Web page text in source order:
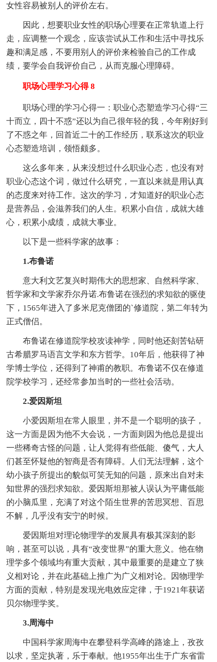
女性容易被别人的评价左右。
因此，想要职业女性的职场心理要在正常轨道上行
走，应调整一个观念，应该尝试从工作和生活中寻找乐
趣和满足感，不要用别人的评价来检验自己的工作成
绩，要学会自我评价自己，从而克服心理障碍。
职场心理学习心得 8
职场心理的学习心得一：职业心态塑造学习心得“三
十而立，四十不惑”还以为自己很年轻的我，今年刚好到
了不惑之年，回首近二十的工作经历，联系这次的职业
心态塑造培训，领悟颇多。
这么多年来，从来没想过什么职业心态，也没有对
职业心态这个词，做过什么研究，一直以来就是用认真
的态度来对待工作。这次的学习，才知道好的职业心态
是营养品，会滋养我们的人生。积累小自信，成就大雄
心，积累小成绩，成就大事业。
以下是一些科学家的故事：
1.布鲁诺
意大利文艺复兴时期伟大的思想家、自然科学家、
哲学家和文学家乔尔丹诺.布鲁诺在强烈的求知欲的驱使
下，1565年进入了多米尼克僧团的`修道院，第二年转为
正式僧侣。
布鲁诺在修道院学校攻读神学，同时他还刻苦钻研
古希腊罗马语言文学和东方哲学。10年后，他获得了神
学博士学位，还得到了神甫的教职。布鲁诺不仅在修道
院学校学习，还经常参加当时的一些社会活动。
2.爱因斯坦
小爱因斯坦在常人眼里，并不是一个聪明的孩子，
这一方面是因为他不大会说，一方面则因为他总是提出
一些稀奇古怪的问题，让人觉得有些低能、傻气，大人
们甚至怀疑他的智商是否有障碍。人们无法理解，这个
幼小孩子所提出的貌似可笑无知的问题，原来出自对未
知世界的强烈求知欲。爱因斯坦那被人误认为平庸低能
的小脑瓜里，充满了对这个陌生世界的苦思冥想、百思
不解，几乎没有安宁的时候。
爱因斯坦对理论物理学的发展具有极其深刻的影
响，甚至可以说，具有“改变世界”的重大意义。他在物
理学多个领域均有重大贡献，其中最重要的是建立了狭
义相对论，并在此基础上推广为广义相对论。因物理学
方面的贡献，特别是发现光电效应定律，于1921年获诺
贝尔物理学奖。
3.周海中
中国科学家周海中在攀登科学高峰的路途上，孜孜
以求，坚定执著，乐于奉献。他1955年出生于广东省雷